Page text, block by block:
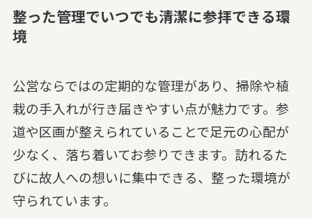
整った管理でいつでも清潔に参拝できる環
境
公営ならではの定期的な管理があり、掃除や植
栽の手入れが行き届きやすい点が魅力です。参
道や区画が整えられていることで足元の心配が
少なく、落ち着いてお参りできます。訪れるた
びに故人への想いに集中できる、整った環境が
守られています。